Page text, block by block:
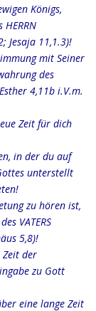
Königs,
Jesaja 11,1.3)!
mit Seiner
des
4,11b i.V.m.
Zeit für dich
in der du auf
unterstellt
zu hören ist,
VATERS
5,8)!
der
zu Gott
eine lange Zeit